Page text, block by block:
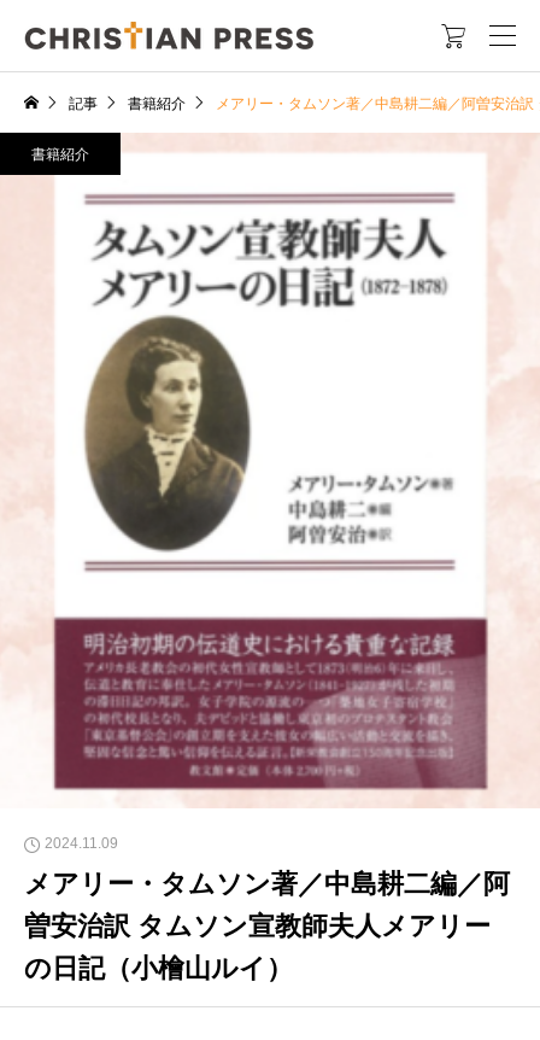

記事 書籍紹介 メアリー・タムソン著／中島耕二編／阿曽安治
書籍紹介
2024.11.09
メアリー・タムソン著／中島耕二編／阿
曽安治訳 タムソン宣教師夫人メアリー
の日記（小檜山ルイ）